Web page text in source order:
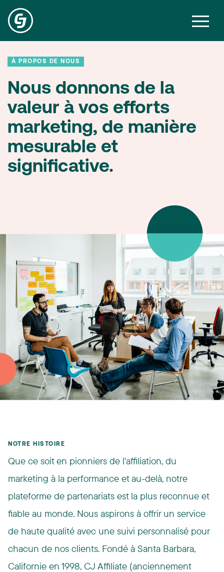
À PROPOS DE NOUS
Nous donnons de la
valeur à vos efforts
marketing, de manière
mesurable et
significative.
NOTRE HISTOIRE
Que ce soit en pionniers de l'affiliation, du
marketing à la performance et au-delà, notre
plateforme de partenariats est la plus reconnue et
fiable au monde. Nous aspirons à offrir un service
de haute qualité avec une suivi personnalisé pour
chacun de nos clients. Fondé à Santa Barbara,
Californie en 1998, CJ Affiliate (anciennement